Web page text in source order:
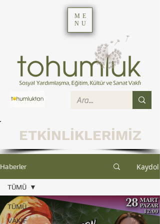
ME
NU
ETKİNLİKLERİMİZ
Haberler Kaydol
TÜMÜ
VAKIF
TÜMÜ